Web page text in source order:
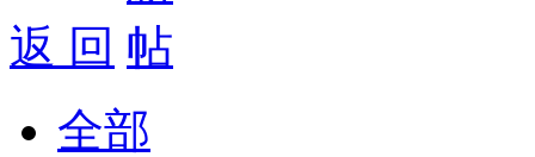
返 回
全部